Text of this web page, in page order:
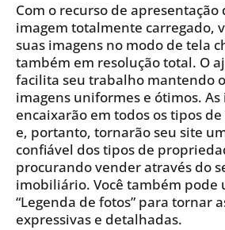
Com o recurso de apresentação
imagem totalmente carregado,
suas imagens no modo de tela
também em resolução total. O
facilita seu trabalho mantendo
imagens uniformes e ótimos. As
encaixarão em todos os tipos
e, portanto, tornarão seu site
confiável dos tipos de
procurando vender através do
imobiliário. Você também pode
“Legenda de fotos” para tornar
expressivas e detalhadas.